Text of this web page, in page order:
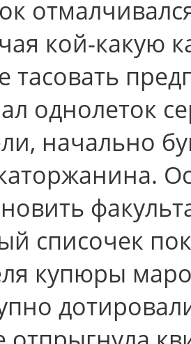
кой-какую
тасовать
однолеток
начально
списочек
купюры